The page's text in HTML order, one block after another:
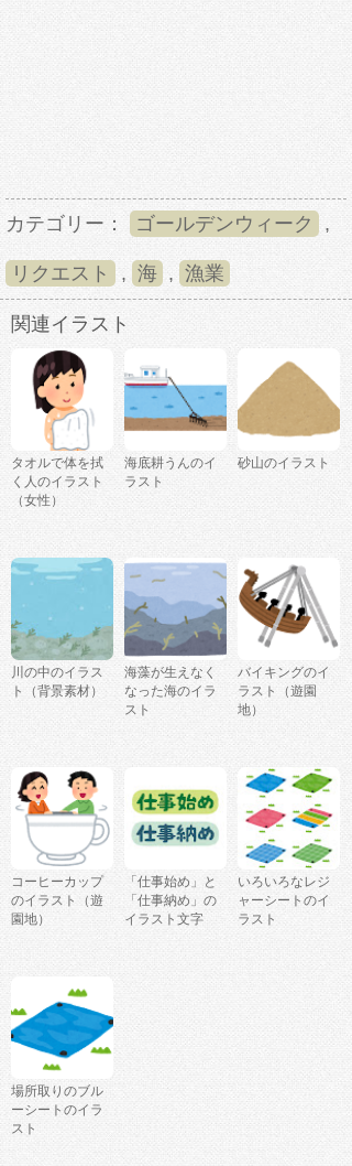
カテゴリー： ゴールデンウィーク ,
リクエスト , 海 , 漁業
関連イラスト
タオルで体を拭
く人のイラスト
（女性）
海底耕うんのイ
ラスト
砂山のイラスト
川の中のイラス
ト（背景素材）
海藻が生えなく
なった海のイラ
スト
バイキングのイ
ラスト（遊園
地）
コーヒーカップ
のイラスト（遊
園地）
「仕事始め」と
「仕事納め」の
イラスト文字
いろいろなレジ
ャーシートのイ
ラスト
場所取りのブル
ーシートのイラ
スト